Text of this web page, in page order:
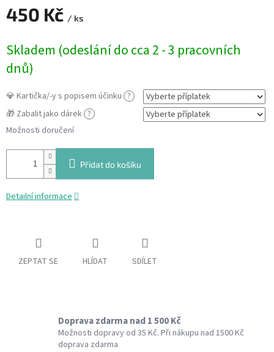
450 Kč / ks
cena:
Skladem (odeslání do cca 2 - 3 pracovních
dnů)
💎 Kartička/-y s popisem účinku ?
🎁 Zabalit jako dárek ?
Možnosti doručení
Přidat do košíku
Detailní informace
ZEPTAT SE HLÍDAT SDÍLET
Doprava zdarma nad 1 500 Kč
Možnosti dopravy od 35 Kč. Při nákupu nad 1500 Kč
doprava zdarma